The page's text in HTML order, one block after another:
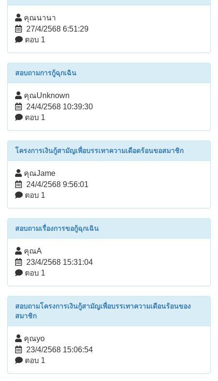
คุณนานา
27/4/2568 6:51:29
ตอบ 1
สอบถามการกู้ฉุกเฉิน
คุณUnknown
24/4/2568 10:39:30
ตอบ 1
โครงการเงินกู้สามัญเพื่อบรรเทาความเดือดร้อนขอสมาชิก
คุณJame
24/4/2568 9:56:01
ตอบ 1
สอบถามเรื่องการขอกู้ฉุกเฉิน
คุณA
23/4/2568 15:31:04
ตอบ 1
สอบถามโครงการเงินกู้สามัญเพื่อบรรเทาความเดือนร้อนของ
สมาชิก
คุณyo
23/4/2568 15:06:54
ตอบ 1